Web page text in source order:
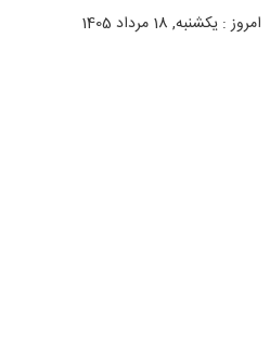
امروز : یکشنبه, 18 مرداد 1405